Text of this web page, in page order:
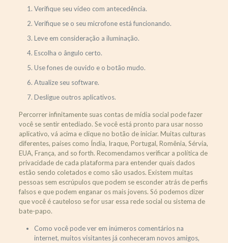
Verifique seu vídeo com antecedência.
Verifique se o seu microfone está funcionando.
Leve em consideração a iluminação.
Escolha o ângulo certo.
Use fones de ouvido e o botão mudo.
Atualize seu software.
Desligue outros aplicativos.
Percorrer infinitamente suas contas de mídia social pode fazer
você se sentir entediado. Se você está pronto para usar nosso
aplicativo, vá acima e clique no botão de iniciar. Muitas culturas
diferentes, países como Índia, Iraque, Portugal, Romênia, Sérvia,
EUA, França, and so forth. Recomendamos verificar a política de
privacidade de cada plataforma para entender quais dados
estão sendo coletados e como são usados. Existem muitas
pessoas sem escrúpulos que podem se esconder atrás de perfis
falsos e que podem enganar os mais jovens. Só podemos dizer
que você é cauteloso se for usar essa rede social ou sistema de
bate-papo.
Como você pode ver em inúmeros comentários na
internet, muitos visitantes já conheceram novos amigos,